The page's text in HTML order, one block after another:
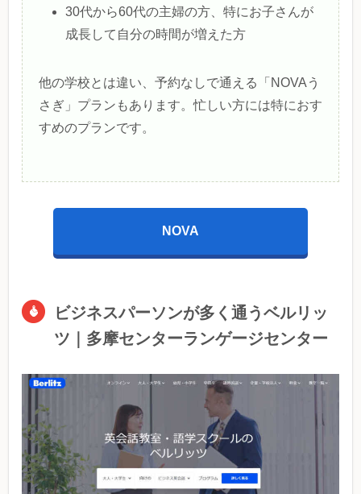
30代から60代の主婦の方、特にお子さんが
成長して自分の時間が増えた方
他の学校とは違い、予約なしで通える「NOVAう
さぎ」プランもあります。忙しい方には特におす
すめのプランです。
NOVA
ビジネスパーソンが多く通うベルリッ
ツ｜多摩センターランゲージセンター